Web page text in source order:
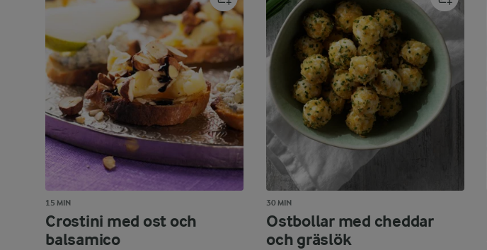
15 MIN
Crostini med ost och
balsamico
30 MIN
Ostbollar med cheddar
och gräslök